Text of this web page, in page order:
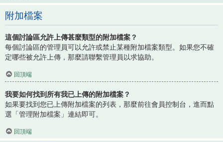
附加檔案
這個討論區允許上傳甚麼類型的附加檔案？
每個討論區的管理員可以允許或禁止某種附加檔案類型。如果您不確
定哪些被允許上傳，那麼請聯繫管理員以求協助。
回頂端
我要如何找到所有我已上傳的附加檔案？
如果要找到您已上傳附加檔案的列表，那麼前往會員控制台，進而點
選「管理附加檔案」連結即可。
回頂端